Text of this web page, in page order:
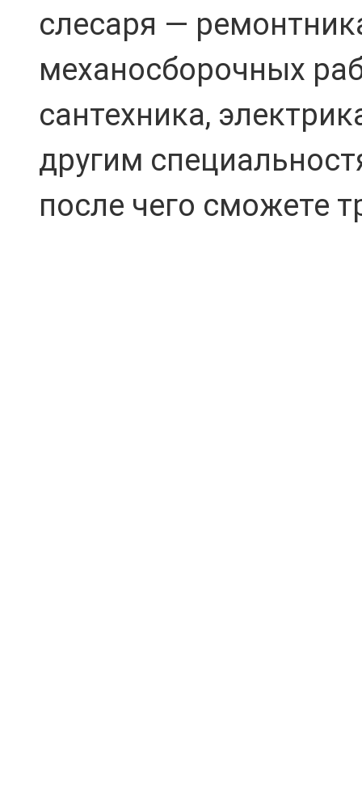
слесаря —
механосборочных
сантехника,
другим
после чего сможете